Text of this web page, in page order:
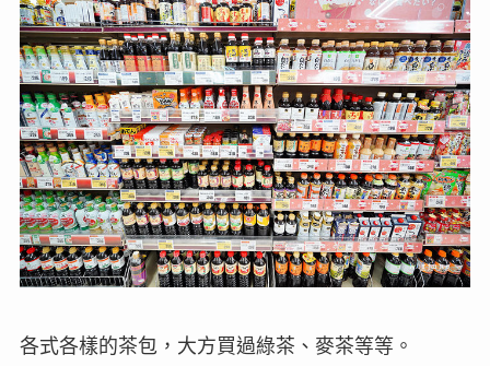
各式各樣的茶包，大方買過綠茶、麥茶等等。